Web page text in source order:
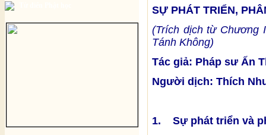
SỰ PHÁT TRIỂN,
(Trích dịch từ Chương
Tánh Không)
Tác giả: Pháp sư Ấn
Người dịch: Thích
1. Sự phát triển và